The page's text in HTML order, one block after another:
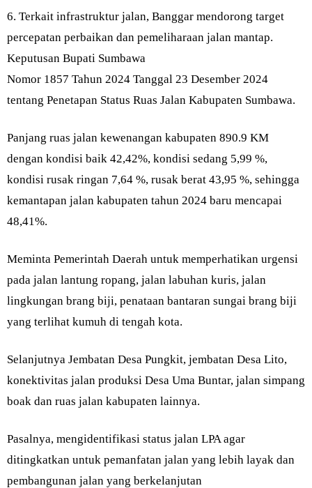
6. Terkait infrastruktur jalan, Banggar mendorong target
percepatan perbaikan dan pemeliharaan jalan mantap.
Keputusan Bupati Sumbawa
Nomor 1857 Tahun 2024 Tanggal 23 Desember 2024
tentang Penetapan Status Ruas Jalan Kabupaten Sumbawa.
Panjang ruas jalan kewenangan kabupaten 890.9 KM
dengan kondisi baik 42,42%, kondisi sedang 5,99 %,
kondisi rusak ringan 7,64 %, rusak berat 43,95 %, sehingga
kemantapan jalan kabupaten tahun 2024 baru mencapai
48,41%.
Meminta Pemerintah Daerah untuk memperhatikan urgensi
pada jalan lantung ropang, jalan labuhan kuris, jalan
lingkungan brang biji, penataan bantaran sungai brang biji
yang terlihat kumuh di tengah kota.
Selanjutnya Jembatan Desa Pungkit, jembatan Desa Lito,
konektivitas jalan produksi Desa Uma Buntar, jalan simpang
boak dan ruas jalan kabupaten lainnya.
Pasalnya, mengidentifikasi status jalan LPA agar
ditingkatkan untuk pemanfatan jalan yang lebih layak dan
pembangunan jalan yang berkelanjutan